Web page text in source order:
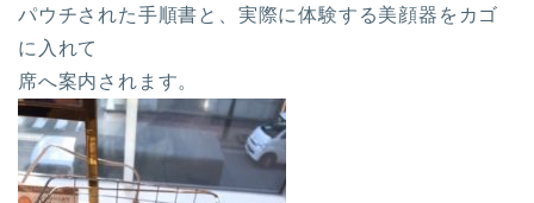
パウチされた手順書と、実際に体験する美顔器をカゴ
に入れて
席へ案内されます。